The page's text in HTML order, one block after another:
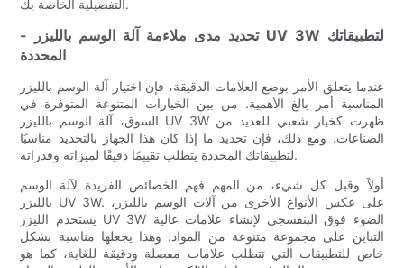
التفصيلية الخاصة بك.
- تحديد مدى ملاءمة آلة الوسم بالليزر UV 3W لتطبيقاتك
المحددة
عندما يتعلق الأمر بوضع العلامات الدقيقة، فإن اختيار آلة الوسم بالليزر
المناسبة أمر بالغ الأهمية. من بين الخيارات المتنوعة المتوفرة في
السوق، آلة الوسم بالليزر UV 3W ظهرت كخيار شعبي للعديد من
الصناعات. ومع ذلك، فإن تحديد ما إذا كان هذا الجهاز بالتحديد مناسبًا
لتطبيقاتك المحددة يتطلب تقييمًا دقيقًا لميزاته وقدراته.
أولاً وقبل كل شيء، من المهم فهم الخصائص الفريدة لآلة الوسم
بالليزر UV 3W. على عكس الأنواع الأخرى من آلات الوسم بالليزر،
يستخدم الليزر UV 3W الضوء فوق البنفسجي لإنشاء علامات عالية
التباين على مجموعة متنوعة من المواد. وهذا يجعلها مناسبة بشكل
خاص للتطبيقات التي تتطلب علامات مفصلة ودقيقة للغاية، كما هو